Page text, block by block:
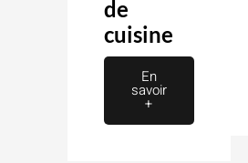
de
cuisine
En
savoir
+